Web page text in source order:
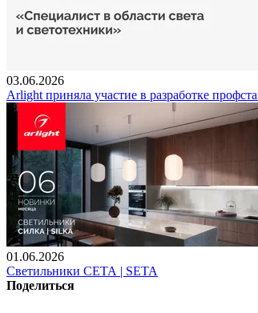
03.06.2026
Arlight приняла участие в разработке
01.06.2026
Светильники СЕТА | SETA
Поделиться